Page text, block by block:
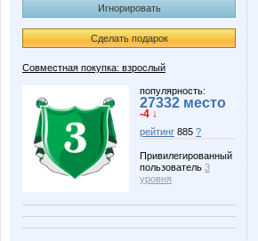
Игнорировать
Сделать подарок
Совместная покупка: взрослый
популярность:
27332 место
-4 ↓
рейтинг 885 ?
Привилегированный
пользователь 3
уровня